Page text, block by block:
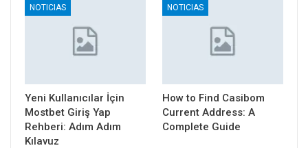
NOTICIAS
Yeni Kullanıcılar İçin
Mostbet Giriş Yap
Rehberi: Adım Adım
Kılavuz
NOTICIAS
How to Find Casibom
Current Address: A
Complete Guide